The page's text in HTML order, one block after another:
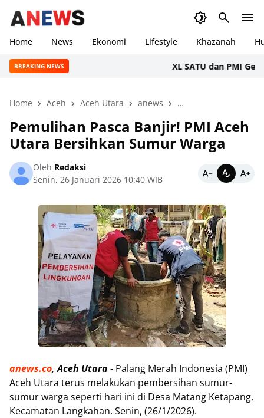
Home News Ekonomi Lifestyle Khazanah
BREAKING NEWS XL SATU dan PMI Gelar
Home Aceh Aceh Utara anews Bencana Sumatera
Pemulihan Pasca Banjir! PMI Aceh
Utara Bersihkan Sumur Warga
Oleh Redaksi
Senin, 26 Januari 2026 10:40 WIB
anews.co, Aceh Utara - Palang Merah Indonesia (PMI)
Aceh Utara terus melakukan pembersihan sumur-
sumur warga seperti hari ini di Desa Matang Ketapang,
Kecamatan Langkahan. Senin, (26/1/2026).